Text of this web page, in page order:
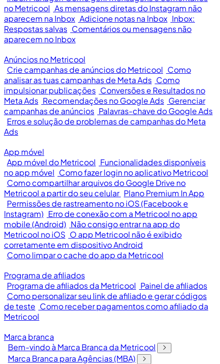
no Metricool As mensagens diretas do Instagram não
aparecem na Inbox Adicione notas na Inbox Inbox:
Respostas salvas Comentários ou mensagens não
aparecem no Inbox
Anúncios no Metricool
Crie campanhas de anúncios do Metricool Como
analisar as tuas campanhas de Meta Ads Como
impulsionar publicações Conversões e Resultados no
Meta Ads Recomendações no Google Ads Gerenciar
campanhas de anúncios Palavras-chave do Google Ads
Erros e solução de problemas de campanhas do Meta
Ads
App móvel
App móvel do Metricool Funcionalidades disponíveis
no app móvel Como fazer login no aplicativo Metricool
Como compartilhar arquivos do Google Drive no
Metricool a partir do seu celular Plano Premium In App
Permissões de rastreamento no iOS (Facebook e
Instagram) Erro de conexão com a Metricool no app
mobile (Android) Não consigo entrar na app do
Metricool no iOS O app Metricool não é exibido
corretamente em dispositivo Android
Como limpar o cache do app da Metricool
Programa de afiliados
Programa de afiliados da Metricool Painel de afiliados
Como personalizar seu link de afiliado e gerar códigos
de teste Como receber pagamentos como afiliado da
Metricool
Marca branca
Bem-vindo à Marca Branca da Metricool
Marca Branca para Agências (MBA)